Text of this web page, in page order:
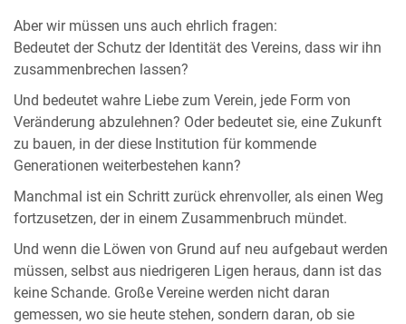
Aber wir müssen uns auch ehrlich fragen:
Bedeutet der Schutz der Identität des Vereins, dass wir ihn
zusammenbrechen lassen?
Und bedeutet wahre Liebe zum Verein, jede Form von
Veränderung abzulehnen? Oder bedeutet sie, eine Zukunft
zu bauen, in der diese Institution für kommende
Generationen weiterbestehen kann?
Manchmal ist ein Schritt zurück ehrenvoller, als einen Weg
fortzusetzen, der in einem Zusammenbruch mündet.
Und wenn die Löwen von Grund auf neu aufgebaut werden
müssen, selbst aus niedrigeren Ligen heraus, dann ist das
keine Schande. Große Vereine werden nicht daran
gemessen, wo sie heute stehen, sondern daran, ob sie